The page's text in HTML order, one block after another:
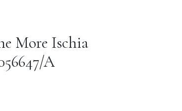
More Ischia
A